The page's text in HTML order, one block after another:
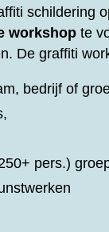
schildering
workshop te
De graffiti
bedrijf of
pers.)